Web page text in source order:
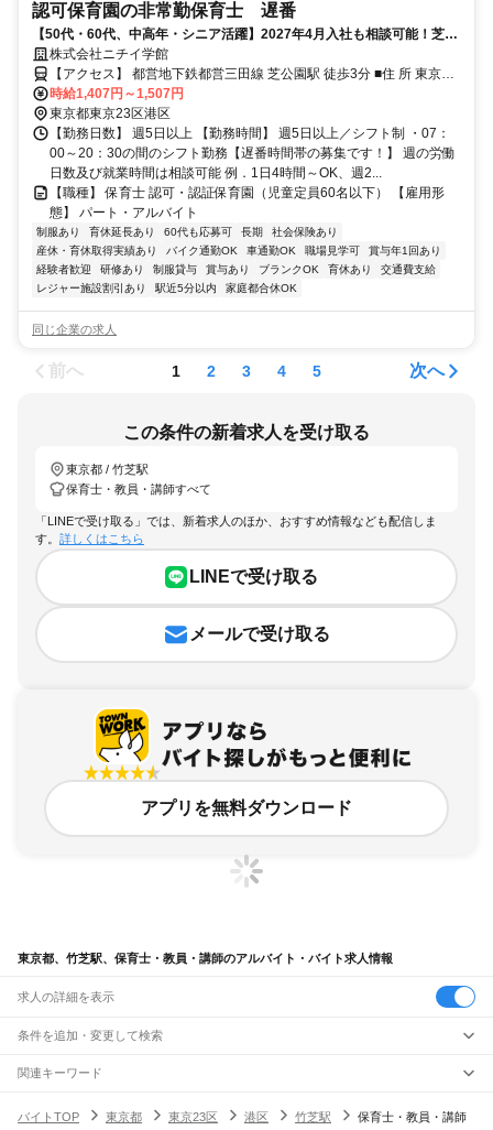
認可保育園の非常勤保育士 遅番
【50代・60代、中高年・シニア活躍】2027年4月入社も相談可能！芝公
園駅から徒歩3分！45名定員の認可保育園です。
株式会社ニチイ学館
【アクセス】 都営地下鉄都営三田線 芝公園駅 徒歩3分 ■住 所 東京都
港区 芝２丁目１-２７穴水ビル2F ■アクセス 都営地下鉄都営三田線 芝
公園駅 徒歩3分
時給1,407円～1,507円
東京都東京23区港区
【勤務日数】 週5日以上 【勤務時間】 週5日以上／シフト制 ・07：
00～20：30の間のシフト勤務【遅番時間帯の募集です！】 週の労働
日数及び就業時間は相談可能 例．1日4時間～OK、週2...
【職種】 保育士 認可・認証保育園（児童定員60名以下） 【雇用形
態】 パート・アルバイト
制服あり 育休延長あり 60代も応募可 長期
社会保険あり
産休・育休取得実績あり
バイク通勤OK 車通勤OK 職場見学可
賞与年1回あり
経験者歓迎
研修あり 制服貸与 賞与あり ブランクOK 育休あり
交通費支給
レジャー施設割引あり
駅近5分以内 家庭都合休OK
同じ企業の求人
前へ 1 2 3 4 5 次へ
この条件の新着求人を受け取る
東京都 / 竹芝駅
保育士・教員・講師すべて
「LINEで受け取る」では、新着求人のほか、おすすめ情報なども配信しま
す。 詳しくはこちら
LINEで受け取る
メールで受け取る
アプリを無料ダウンロード
東京都、竹芝駅、保育士・教員・講師のアルバイト・バイト求人情報
求人の詳細を表示
条件を追加・変更して検索
市区町村を追加・変更
東京都すべて
駅を追加・変更
関連キーワード
バイトTOP
東京都 東京23区 港区 竹芝駅 保育士・教員・講師